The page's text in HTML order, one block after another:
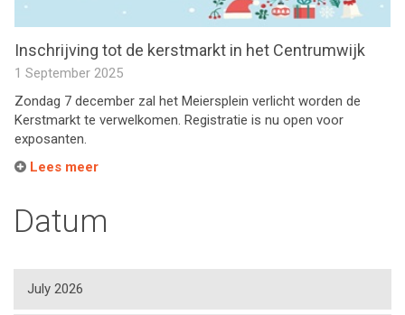
Inschrijving tot de kerstmarkt in het Centrumwijk
1 September 2025
Zondag 7 december zal het Meiersplein verlicht worden de
Kerstmarkt te verwelkomen. Registratie is nu open voor
exposanten.
Lees meer
Datum
July 2026